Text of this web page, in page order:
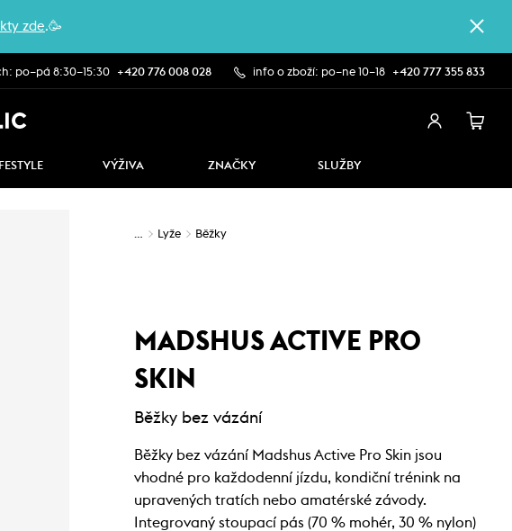
zde.🥳
po–pá 8:30–15:30 +420 776 008 028 info o zboží: po–ne 10–18 +420 777 355 833
VÝŽIVA ZNAČKY SLUŽBY
… Lyže Běžky
MADSHUS ACTIVE PRO
SKIN
Běžky bez vázání
Běžky bez vázání Madshus Active Pro Skin jsou
vhodné pro každodenní jízdu, kondiční trénink na
upravených tratích nebo amatérské závody.
Integrovaný stoupací pás (70 % mohér, 30 % nylon)